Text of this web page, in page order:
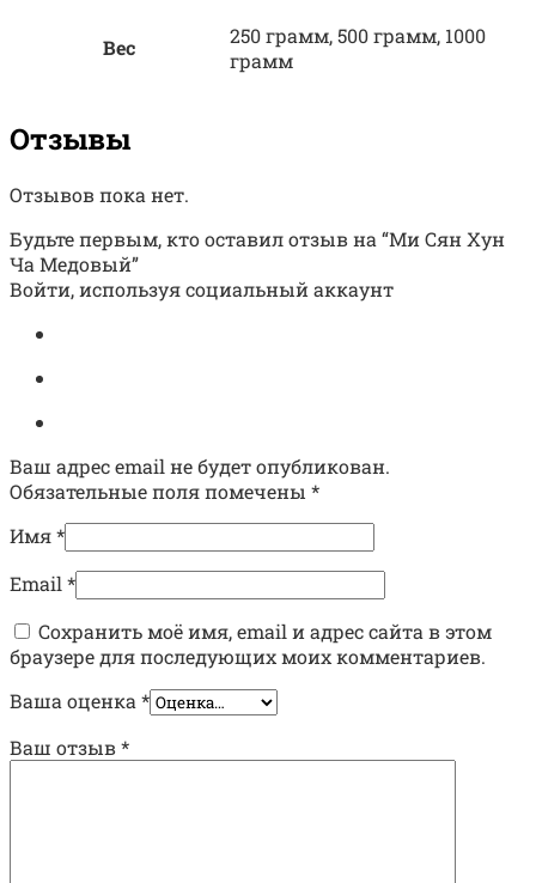
Вес
250 грамм, 500 грамм, 1000
грамм
Отзывы
Отзывов пока нет.
Будьте первым, кто оставил отзыв на “Ми Сян Хун
Ча Медовый”
Войти, используя социальный аккаунт
Ваш адрес email не будет опубликован.
Обязательные поля помечены *
Имя*
Email *
Сохранить моё имя, email и адрес сайта в этом
браузере для последующих моих комментариев.
Ваша оценка *
Ваш отзыв*